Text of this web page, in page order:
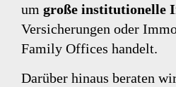
um große institutionelle
Versicherungen oder
Family Offices handelt.
Darüber hinaus beraten